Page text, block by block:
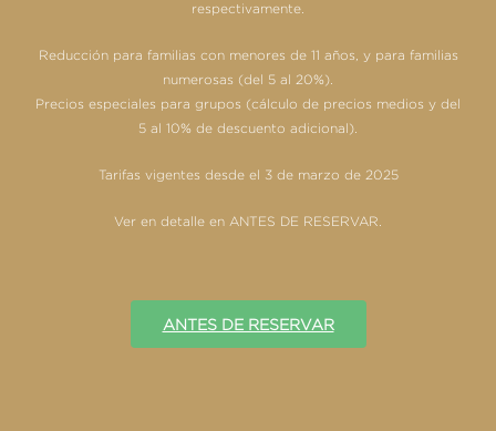
respectivamente.
Reducción para familias con menores de 11 años, y para familias
numerosas (del 5 al 20%).
Precios especiales para grupos (cálculo de precios medios y del
5 al 10% de descuento adicional).
Tarifas vigentes desde el 3 de marzo de 2025
Ver en detalle en ANTES DE RESERVAR.
ANTES DE RESERVAR